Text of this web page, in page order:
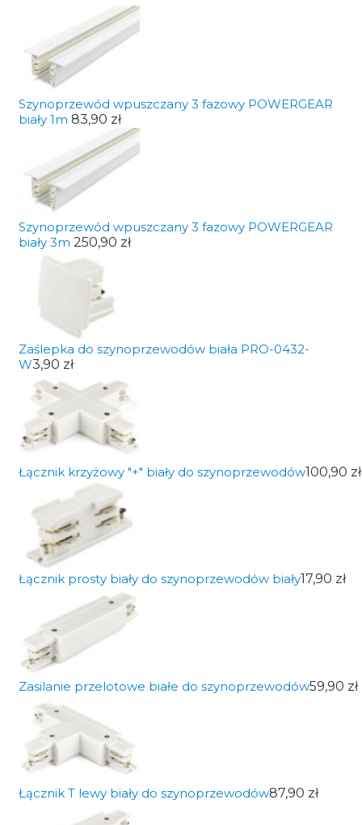
Szynoprzewód wpuszczany 3 fazowy POWERGEAR
biały 1m 83,90 zł
Szynoprzewód wpuszczany 3 fazowy POWERGEAR
biały 3m 250,90 zł
Zaślepka do szynoprzewodów biała PRO-0432-
W3,90 zł
Łącznik krzyżowy "+" biały do szynoprzewodów100,90 zł
Łącznik prosty biały do szynoprzewodów biały17,90 zł
Zasilanie przelotowe białe do szynoprzewodów59,90 zł
Łącznik T lewy biały do szynoprzewodów87,90 zł